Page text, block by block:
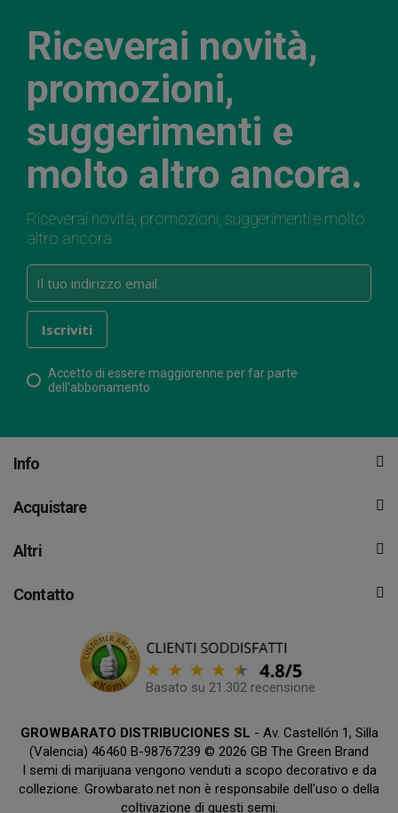
Riceverai novità,
promozioni,
suggerimenti e
molto altro ancora.
Riceverai novità, promozioni, suggerimenti e molto
altro ancora.
Accetto di essere maggiorenne per far parte
dell'abbonamento
Info
Acquistare
Altri
Contatto
Basato su 21.302 recensione
GROWBARATO DISTRIBUCIONES SL - Av. Castellón 1, Silla
(Valencia) 46460 B-98767239 © 2026 GB The Green Brand
I semi di marijuana vengono venduti a scopo decorativo e da
collezione. Growbarato.net non è responsabile dell'uso o della
coltivazione di questi semi.